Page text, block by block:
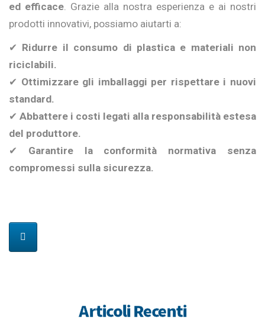
ed efficace. Grazie alla nostra esperienza e ai nostri
prodotti innovativi, possiamo aiutarti a:
✔ Ridurre il consumo di plastica e materiali non
riciclabili.
✔ Ottimizzare gli imballaggi per rispettare i nuovi
standard.
✔ Abbattere i costi legati alla responsabilità estesa
del produttore.
✔ Garantire la conformità normativa senza
compromessi sulla sicurezza.
Articoli Recenti